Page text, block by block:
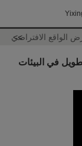
الواقع الافتراضي
>>
في البيئات